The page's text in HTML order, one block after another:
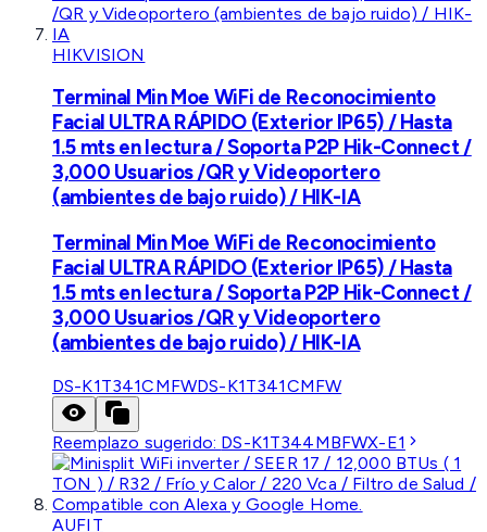
HIKVISION
Terminal Min Moe WiFi de Reconocimiento
Facial ULTRA RÁPIDO (Exterior IP65) / Hasta
1.5 mts en lectura / Soporta P2P Hik-Connect /
3,000 Usuarios /QR y Videoportero
(ambientes de bajo ruido) / HIK-IA
Terminal Min Moe WiFi de Reconocimiento
Facial ULTRA RÁPIDO (Exterior IP65) / Hasta
1.5 mts en lectura / Soporta P2P Hik-Connect /
3,000 Usuarios /QR y Videoportero
(ambientes de bajo ruido) / HIK-IA
DS-K1T341CMFWDS-K1T341CMFW
Reemplazo sugerido: DS-K1T344MBFWX-E1
AUFIT